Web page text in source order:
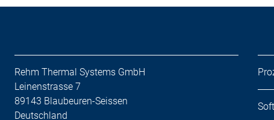
Rehm Thermal Systems GmbH
Leinenstrasse 7
89143 Blaubeuren-Seissen
Deutschland